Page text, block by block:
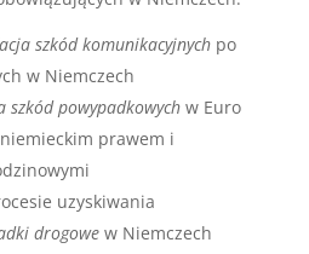
szkód komunikacyjnychpo
w Niemczech
szkód powypadkowychw Euro
prawem i
uzyskiwania
drogowew Niemczech